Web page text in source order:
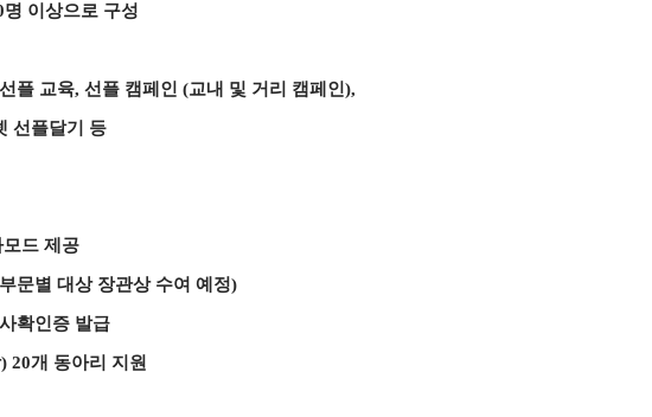
명 이상으로 구성
플 교육, 선플 캠페인 (교내 및 거리 캠페인 ),
선플달기 등
드 제공
부문별 대상 장관상 수여 예정)
확인증 발급
) 20개 동아리 지원